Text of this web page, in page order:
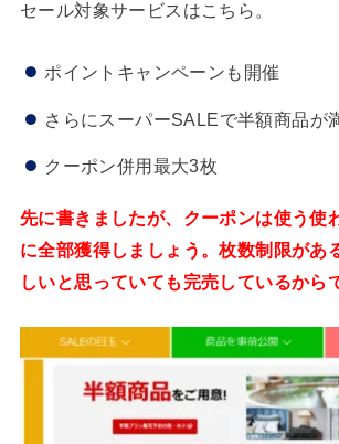
セール対象サービスはこちら。
ポイントキャンペーンも開催
さらにスーパーSALEで半額商品が
クーポン併用最大3枚
先に書きましたが、クーポンは使う使
に全部獲得しましょう。枚数制限があ
しいと思っていても完売しているから